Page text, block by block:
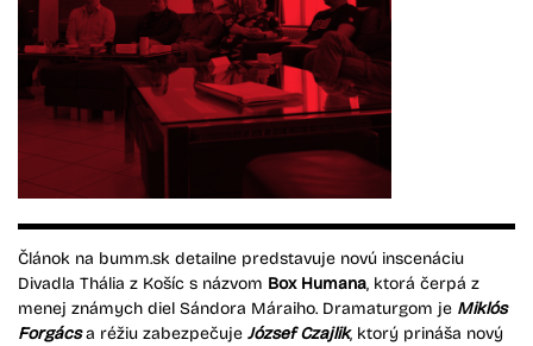
Článok na bumm.sk detailne predstavuje novú inscenáciu
Divadla Thália z Košíc s názvom Box Humana, ktorá čerpá z
menej známych diel Sándora Máraiho. Dramaturgom je Miklós
Forgácsa réžiu zabezpečuje József Czajlik, ktorý prináša nový